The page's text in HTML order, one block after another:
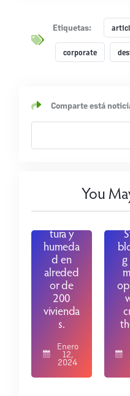
Etiquetas:
corporate
Comparte está
You
Lanzami
ento
studio
desarrol
INFOR y
tura y
humeda
d en
alreded
or de
200
vivienda
s.
Enero
12,
2024